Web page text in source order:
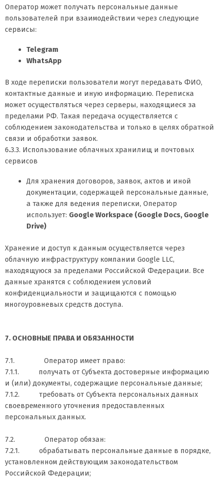
Оператор может получать персональные данные
пользователей при взаимодействии через следующие
сервисы:
Telegram
WhatsApp
В ходе переписки пользователи могут передавать ФИО,
контактные данные и иную информацию. Переписка
может осуществляться через серверы, находящиеся за
пределами РФ. Такая передача осуществляется с
соблюдением законодательства и только в целях обратной
связи и обработки заявок.
6.3.3. Использование облачных хранилищ и почтовых
сервисов
Для хранения договоров, заявок, актов и иной
документации, содержащей персональные данные,
а также для ведения переписки, Оператор
использует: Google Workspace (Google Docs, Google
Drive)
Хранение и доступ к данным осуществляется через
облачную инфраструктуру компании Google LLC,
находящуюся за пределами Российской Федерации. Все
данные хранятся с соблюдением условий
конфиденциальности и защищаются с помощью
многоуровневых средств доступа.
7. ОСНОВНЫЕ ПРАВА И ОБЯЗАННОСТИ
7.1. Оператор имеет право:
7.1.1. получать от Субъекта достоверные информацию
и (или) документы, содержащие персональные данные;
7.1.2. требовать от Субъекта персональных данных
своевременного уточнения предоставленных
персональных данных.
7.2. Оператор обязан:
7.2.1. обрабатывать персональные данные в порядке,
установленном действующим законодательством
Российской Федерации;